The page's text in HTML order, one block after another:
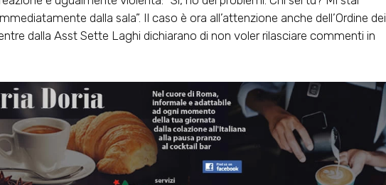
dalla sala”. Il caso è ora all’attenzione anche dell’Ordine dei
dalla Asst Sette Laghi dichiarano di non voler rilasciare commenti in